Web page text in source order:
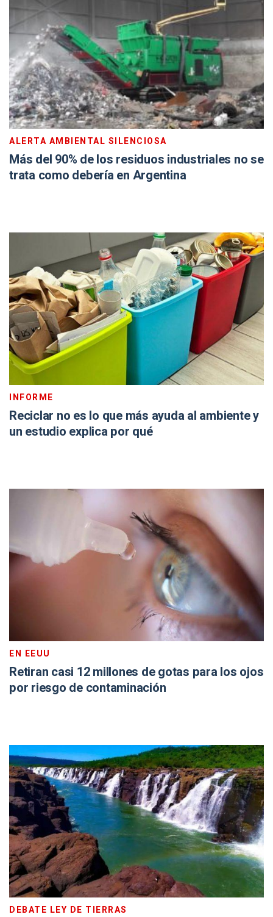
ALERTA AMBIENTAL SILENCIOSA
Más del 90% de los residuos industriales no se
trata como debería en Argentina
INFORME
Reciclar no es lo que más ayuda al ambiente y
un estudio explica por qué
EN EEUU
Retiran casi 12 millones de gotas para los ojos
por riesgo de contaminación
DEBATE LEY DE TIERRAS